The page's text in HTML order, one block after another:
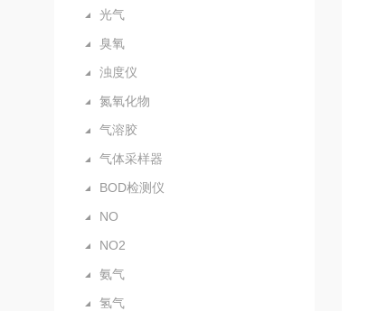
光气
臭氧
浊度仪
氮氧化物
气溶胶
气体采样器
BOD检测仪
NO
NO2
氨气
氢气